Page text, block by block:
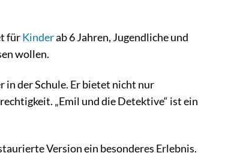
fürKinderab 6 Jahren, Jugendliche und
wollen.
der Schule. Er bietet nicht nur
„Emil und die Detektive“ ist ein
Version ein besonderes Erlebnis.